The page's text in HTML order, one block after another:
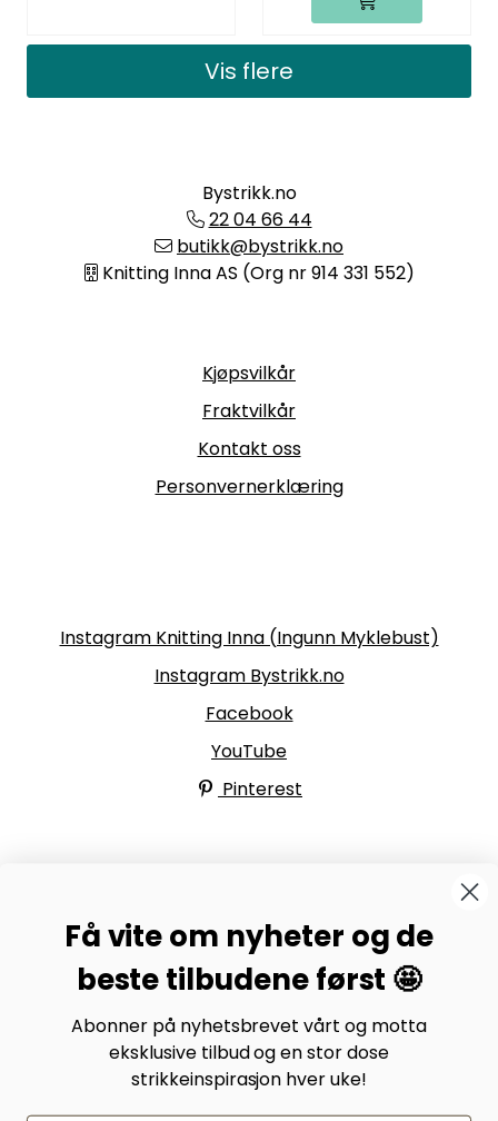
Vis flere
Bystrikk.no
22 04 66 44
butikk@bystrikk.no
Knitting Inna AS (Org nr 914 331 552)
Kjøpsvilkår
Fraktvilkår
Kontakt oss
Personvernerklæring
Instagram Knitting Inna (Ingunn Myklebust)
Instagram Bystrikk.no
Facebook
YouTube
Pinterest
Bli medlem av Bystrikk-forumet vårt på Facebook og
møt både designere og teststrikkere, samt 31.000
andre Bystrikkere som deler erfaringer, bilder og
inspirasjon.
Bli medlem her.
Få vite om nyheter og de
beste tilbudene først 🤩
Abonner på nyhetsbrevet vårt og motta
eksklusive tilbud og en stor dose
strikkeinspirasjon hver uke!